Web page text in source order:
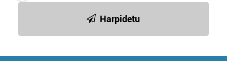
Harpidetu